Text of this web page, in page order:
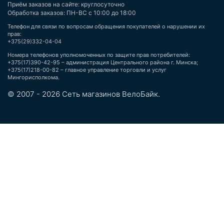
Приём заказов на сайте: круглосуточно
Обработка заказов: ПН-ВС с 10:00 до 18:00
Телефон для связи по вопросам обращения покупателей о нарушении их
прав:
+375(29)332-04-04
Номера телефонов уполномоченных по защите прав потребителей:
+375(17)390-42-95 – администрация Центрального района г. Минска;
+375(17)218-00-82 – главное управление торговли и услуг
Мингорисполкома.
© 2007 - 2026 Сеть магазинов ВелоБайк.